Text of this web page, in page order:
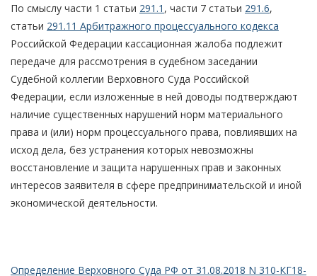
По смыслу части 1 статьи 291.1 , части 7 статьи 291.6,
статьи 291.11 Арбитражного процессуального кодекса
Российской Федерации кассационная жалоба подлежит
передаче для рассмотрения в судебном заседании
Судебной коллегии Верховного Суда Российской
Федерации, если изложенные в ней доводы подтверждают
наличие существенных нарушений норм материального
права и (или) норм процессуального права, повлиявших на
исход дела, без устранения которых невозможны
восстановление и защита нарушенных прав и законных
интересов заявителя в сфере предпринимательской и иной
экономической деятельности.
Определение Верховного Суда РФ от 31.08.2018 N 310-КГ18-